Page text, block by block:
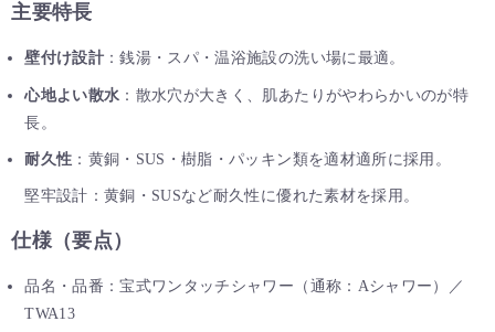
主要特長
壁付け設計：銭湯・スパ・温浴施設の洗い場に最適。
心地よい散水 ：散水穴が大きく、肌あたりがやわらかいのが特
長。
耐久性 ：黄銅・SUS・樹脂・パッキン類を適材適所に採用。
堅牢設計：黄銅・SUSなど耐久性に優れた素材を採用。
仕様（要点）
品名・品番：宝式ワンタッチシャワー（通称：Aシャワー）／
TWA13